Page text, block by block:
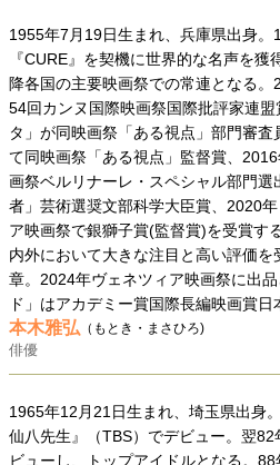
1955年7月19日生まれ、兵庫県出身
『CURE』を契機に世界的な名声を
降各国の主要映画祭での常連となる
54回カンヌ国際映画祭国際批評家連
タ」が同映画祭「ある視点」部門審
て同映画祭「ある視点」監督賞、
画祭ベルリナーレ・スペシャル部門
者」芸術選奨文部科学大臣賞、2020
ア映画祭で銀獅子賞(監督賞)を受賞す
内外において大きな注目と高い評価
章。2024年ヴェネツィア映画祭に出
ド」はアカデミー賞国際長編映画賞日
本木雅弘 （もとき・まさひろ)
俳優
1965年12月21日生まれ、埼玉県出身
仙八先生』（TBS）でデビュー。翌
ビューし、トップアイドルとなる。